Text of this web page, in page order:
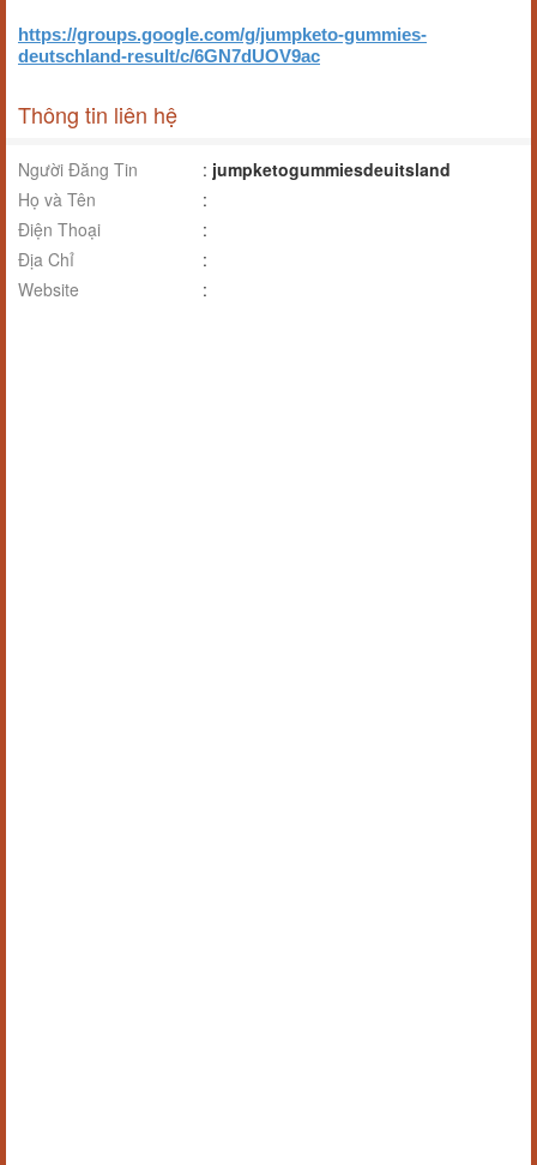
https://groups.google.com/g/jumpketo-gummies-
deutschland-result/c/6GN7dUOV9ac
Thông tin liên hệ
Người Đăng Tin : jumpketogummiesdeuitsland
Họ và Tên
:
Điện Thoại
:
Địa Chỉ
:
Website
: